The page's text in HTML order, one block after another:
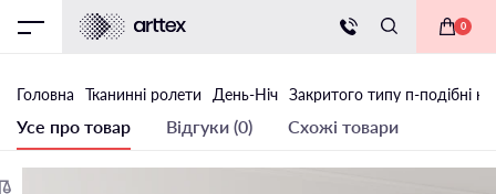
0
Головна Тканинні ролети День-Ніч Закритого типу п-подібні
Усе про товар Відгуки (0) Схожі товари